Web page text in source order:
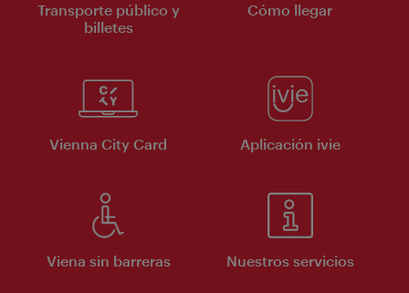
Transporte público y
billetes
Cómo llegar
Vienna City Card Aplicación ivie
Viena sin barreras Nuestros servicios